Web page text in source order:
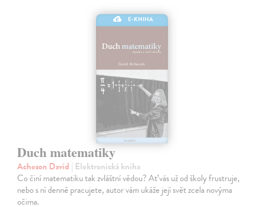
E-KNIHA
Duch matematiky
Acheson David | Elektronická kniha
Co činí matematiku tak zvláštní vědou? Ať vás už od školy frustruje,
nebo s ní denně pracujete, autor vám ukáže její svět zcela novýma
očima.